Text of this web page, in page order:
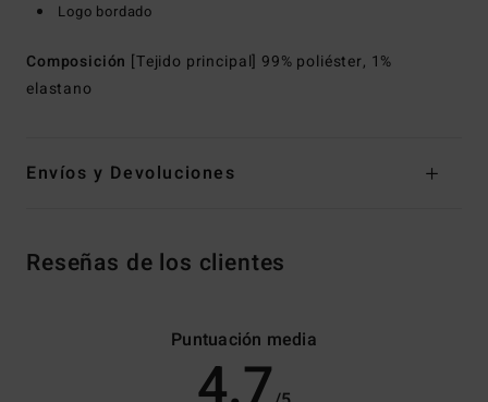
Logo bordado
Composición [Tejido principal] 99% poliéster, 1%
elastano
Envíos y Devoluciones
Reseñas de los clientes
Puntuación media